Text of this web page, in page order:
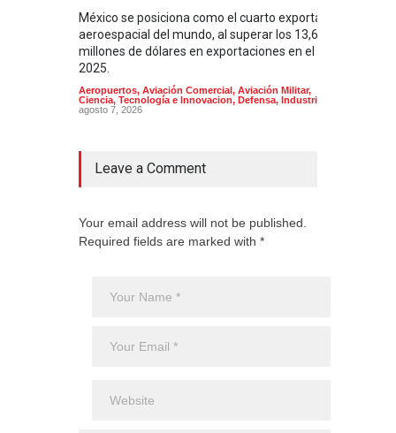
México se posiciona como el cuarto exportador
aeroespacial del mundo, al superar los 13,600
millones de dólares en exportaciones en el
2025.
Aeropuertos, Aviación Comercial, Aviación Militar,
Ciencia, Tecnología e Innovacion, Defensa, Industria
agosto 7, 2026
Leave a Comment
Your email address will not be published.
Required fields are marked with *